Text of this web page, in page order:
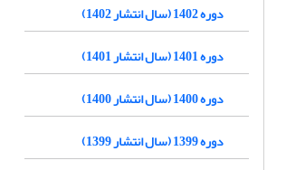
دوره 1402 (سال انتشار 1402)
دوره 1401 (سال انتشار 1401)
دوره 1400 (سال انتشار 1400)
دوره 1399 (سال انتشار 1399)